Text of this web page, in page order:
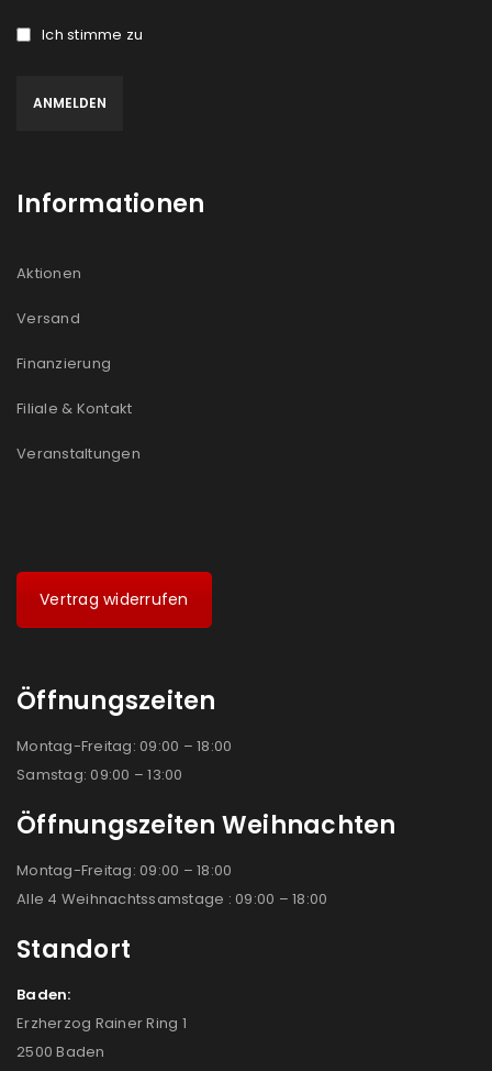
Ich stimme zu
Informationen
Aktionen
Versand
Finanzierung
Filiale & Kontakt
Veranstaltungen
Vertrag widerrufen
Öffnungszeiten
Montag-Freitag: 09:00 – 18:00
Samstag: 09:00 – 13:00
Öffnungszeiten Weihnachten
Montag-Freitag: 09:00 – 18:00
Alle 4 Weihnachtssamstage : 09:00 – 18:00
Standort
Baden:
Erzherzog Rainer Ring 1
2500 Baden